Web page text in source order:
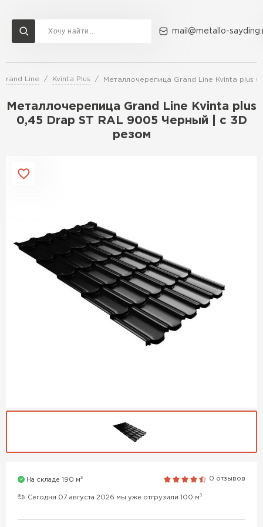
mail@metallo-
Line Kvinta Plus Металлочерепица Grand Line Kvinta plus
Металлочерепица Grand Line Kvinta plus
0,45 Drap ST RAL 9005 Черный | c 3D
резом
На складе 190 м3 0 отзывов
Сегодня 07 августа 2026 мы уже отгрузили 100 м3
Доставка и оплата Акции О компании Контакты
Перейти в каталог